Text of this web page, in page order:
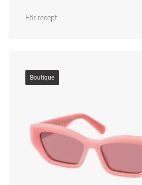
För recept
Boutique